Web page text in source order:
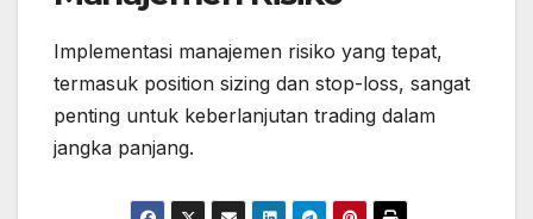
Implementasi manajemen risiko yang tepat,
termasuk position sizing dan stop-loss, sangat
penting untuk keberlanjutan trading dalam
jangka panjang.